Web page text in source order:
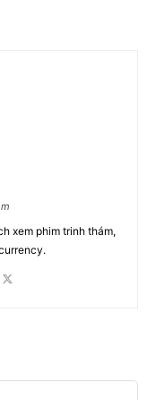
xem phim trinh thám,